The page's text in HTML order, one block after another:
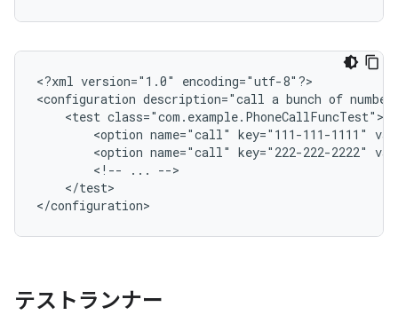
<?xml version="1.0" encoding="utf-8"?>
<configuration description="call a bunch of
    <test class="com.example.PhoneCallFuncTest">
<option name="call" key="111-111-1111"
<option name="call" key="222-222-2222"
        <!-- ... -->
    </test>
</configuration>
テストランナー